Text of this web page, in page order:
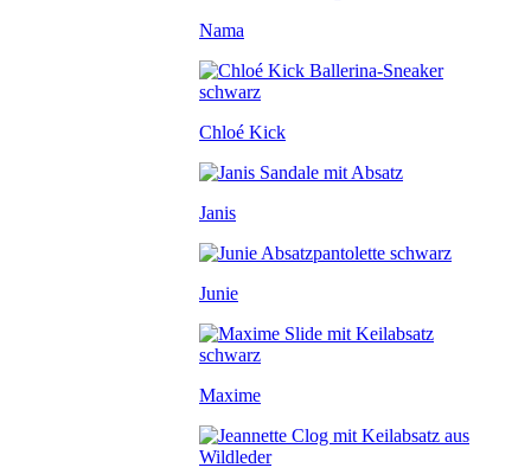
Nama
Chloé Kick
Janis
Junie
Maxime